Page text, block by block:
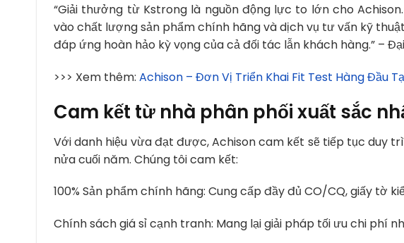
“Giải thưởng từ Kstrong là nguồn động lực to lớn cho
vào chất lượng sản phẩm chính hãng và dịch vụ tư vấn kỹ
đáp ứng hoàn hảo kỳ vọng của cả đối tác lẫn khách hàng.” –
>>> Xem thêm: Achison – Đơn Vị Triển Khai Fit Test Hàng Đầu
Cam kết từ nhà phân phối xuất sắc
Với danh hiệu vừa đạt được, Achison cam kết sẽ tiếp tục duy
nửa cuối năm. Chúng tôi cam kết:
100% Sản phẩm chính hãng: Cung cấp đầy đủ CO/CQ, giấy tờ
Chính sách giá sỉ cạnh tranh: Mang lại giải pháp tối ưu chi phí